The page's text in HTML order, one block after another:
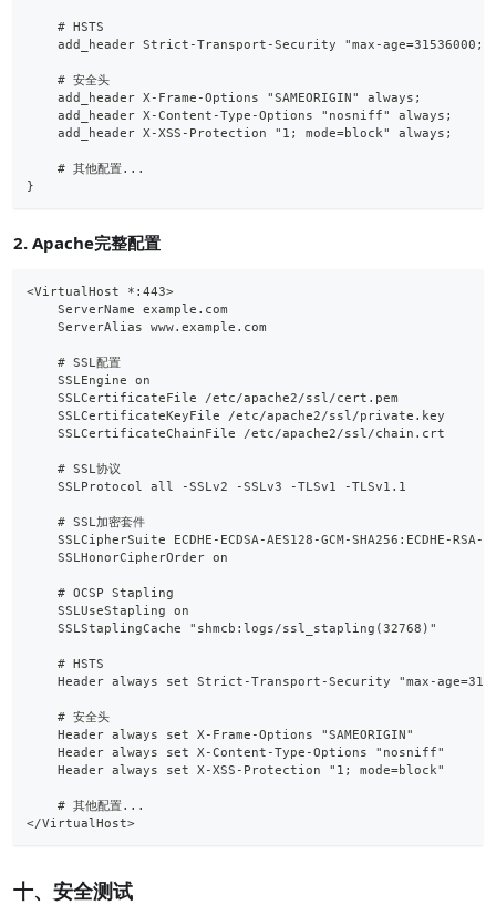
    # HSTS
add_header Strict-Transport-Security "max-age=31536000;
    # 安全头
    add_header X-Frame-Options "SAMEORIGIN" always;
    add_header X-Content-Type-Options "nosniff" always;
    add_header X-XSS-Protection "1; mode=block" always;
    # 其他配置...
}
2. Apache完整配置
<VirtualHost *:443>
    ServerName example.com
    ServerAlias www.example.com
    # SSL配置
    SSLEngine on
    SSLCertificateFile /etc/apache2/ssl/cert.pem
    SSLCertificateKeyFile /etc/apache2/ssl/private.key
    SSLCertificateChainFile /etc/apache2/ssl/chain.crt
    # SSL协议
    SSLProtocol all -SSLv2 -SSLv3 -TLSv1 -TLSv1.1
    # SSL加密套件
SSLCipherSuite ECDHE-ECDSA-AES128-GCM-SHA256:ECDHE-
    SSLHonorCipherOrder on
    # OCSP Stapling
    SSLUseStapling on
    SSLStaplingCache "shmcb:logs/ssl_stapling(32768)"
    # HSTS
Header always set Strict-Transport-Security "max-
    # 安全头
    Header always set X-Frame-Options "SAMEORIGIN"
    Header always set X-Content-Type-Options "nosniff"
    Header always set X-XSS-Protection "1; mode=block"
    # 其他配置...
</VirtualHost>
十、安全测试